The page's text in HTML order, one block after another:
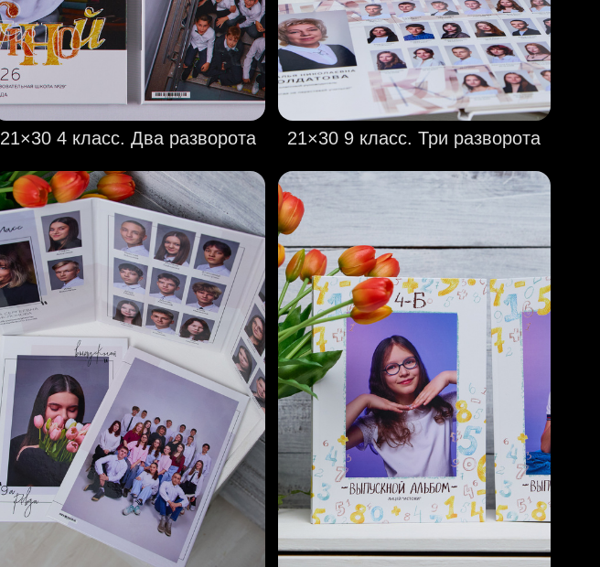
21×30 4 класс. Два разворота 21×30 9 класс. Три разворота